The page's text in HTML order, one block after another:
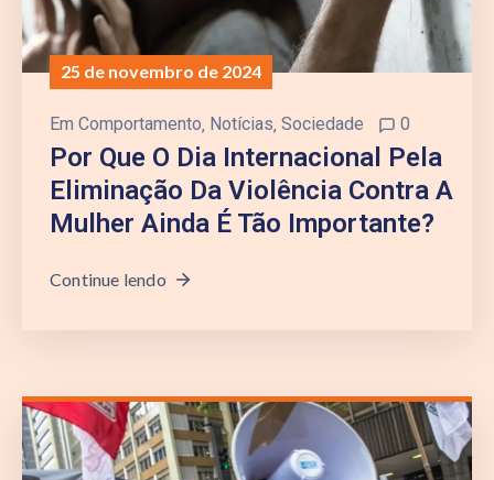
25 de novembro de 2024
Em Comportamento‚ Notícias‚ Sociedade 0
Por Que O Dia Internacional Pela
Eliminação Da Violência Contra A
Mulher Ainda É Tão Importante?
Continue lendo